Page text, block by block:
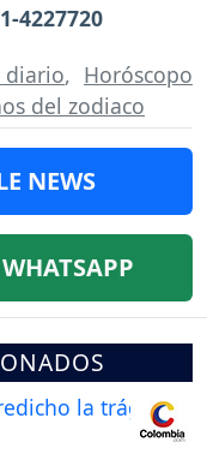
4227720
diario, Horóscopo
del zodiaco
NEWS